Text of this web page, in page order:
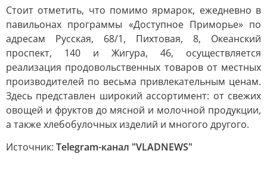
Стоит отметить, что помимо ярмарок, ежедневно в
павильонах программы «Доступное Приморье» по
адресам Русская, 68/1, Пихтовая, 8, Океанский
проспект, 140 и Жигура, 46, осуществляется
реализация продовольственных товаров от местных
производителей по весьма привлекательным ценам.
Здесь представлен широкий ассортимент: от свежих
овощей и фруктов до мясной и молочной продукции,
а также хлебобулочных изделий и многого другого.
Источник: Telegram-канал "VLADNEWS"